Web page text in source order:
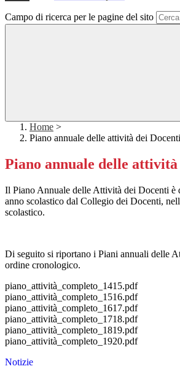
Campo di ricerca per le pagine del sito
Home >
Piano annuale delle attività dei Docenti
Piano annuale delle
Il Piano Annuale delle Attività dei Docenti è
anno scolastico dal Collegio dei Docenti,
scolastico.
Di seguito si riportano i Piani annuali delle
ordine cronologico.
piano_attività_completo_1415.pdf
piano_attività_completo_1516.pdf
piano_attività_completo_1617.pdf
piano_attività_completo_1718.pdf
piano_attività_completo_1819.pdf
piano_attività_completo_1920.pdf
Notizie